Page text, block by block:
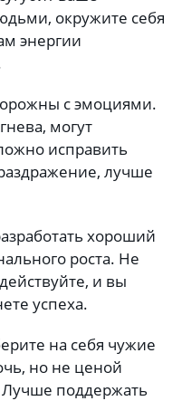
окружите себя
энергии
с эмоциями.
могут
исправить
лучше
хороший
роста. Не
и вы
успеха.
на себя чужие
но не ценой
Лучше поддержать